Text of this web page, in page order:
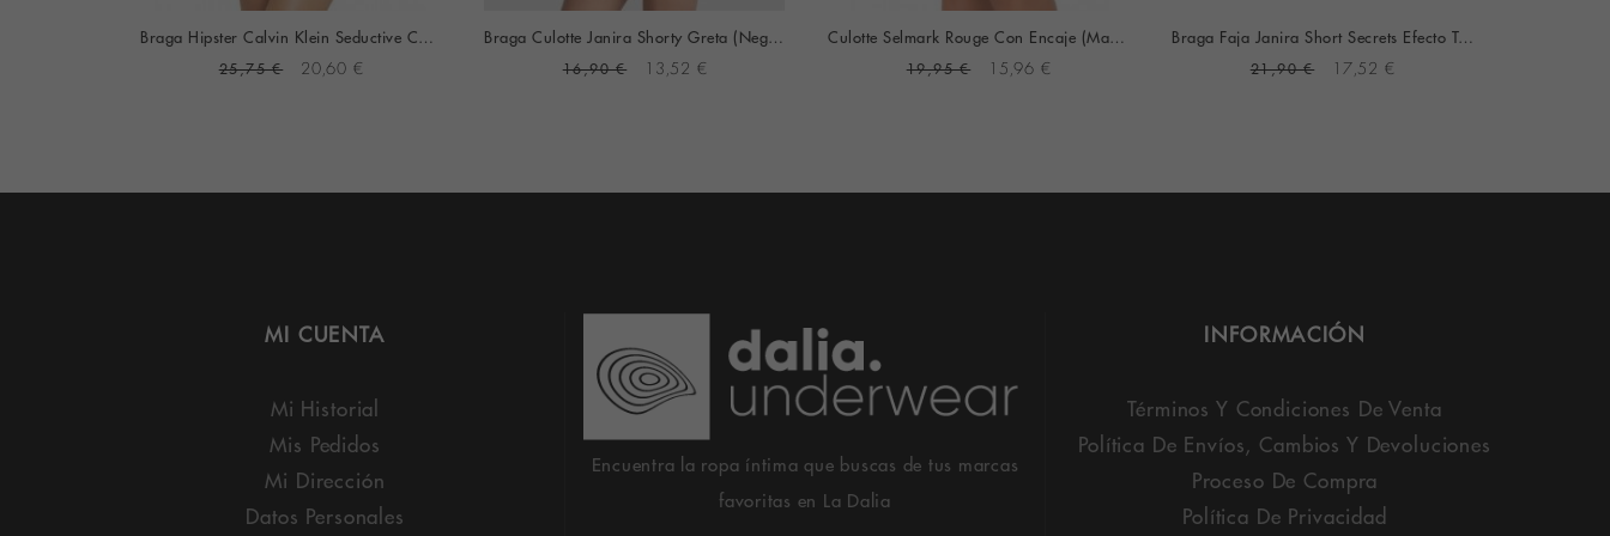
Braga Hipster Calvin Klein Seductive Comfort Básica (Negro)
25,75 € 20,60 €
Braga Culotte Janira Shorty Greta (Negro)
16,90 € 13,52 €
Culotte Selmark Rouge Con Encaje (Marfil)
19,95 € 15,96 €
Braga Faja Janira Short Secrets Efecto Tanga (Dune)
21,90 € 17,52 €
MI CUENTA
Mi Historial
Mis Pedidos
Mi Dirección
Datos Personales
Encuentra la ropa íntima que buscas de tus marcas
favoritas en La Dalia
INFORMACIÓN
Términos Y Condiciones De Venta
Política De Envíos, Cambios Y Devoluciones
Proceso De Compra
Política De Privacidad